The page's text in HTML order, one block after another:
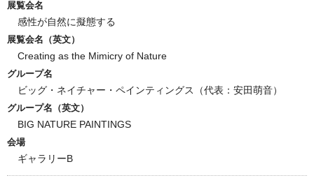
展覧会名
感性が自然に擬態する
展覧会名（英文）
Creating as the Mimicry of Nature
グループ名
ビッグ・ネイチャー・ペインティングス（代表：安田萌音）
グループ名（英文）
BIG NATURE PAINTINGS
会場
ギャラリーB